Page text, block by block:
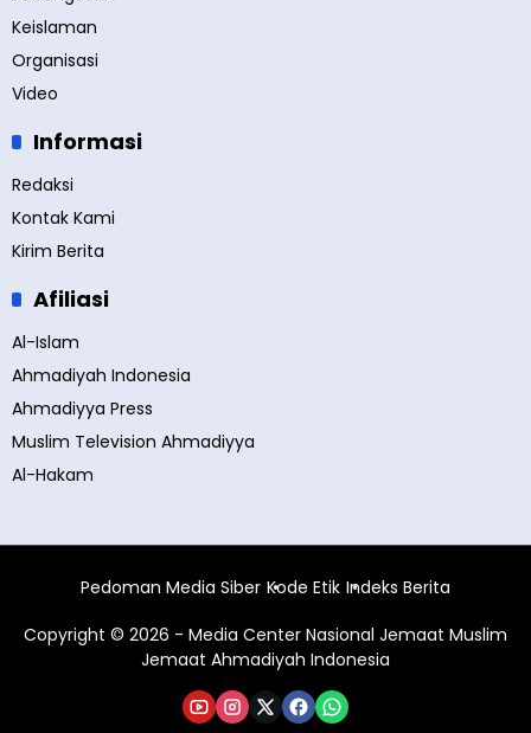
Keislaman
Organisasi
Video
Informasi
Redaksi
Kontak Kami
Kirim Berita
Afiliasi
Al-Islam
Ahmadiyah Indonesia
Ahmadiyya Press
Muslim Television Ahmadiyya
Al-Hakam
Pedoman Media Siber Kode Etik Indeks Berita
Copyright © 2026 - Media Center Nasional Jemaat Muslim
Jemaat Ahmadiyah Indonesia